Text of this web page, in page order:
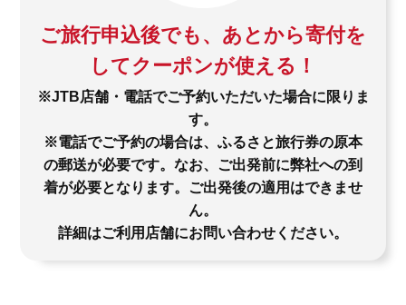
ご旅行申込後でも、あとから寄付を
してクーポンが使える！
※JTB店舗・電話でご予約いただいた場合に限りま
す。
※電話でご予約の場合は、ふるさと旅行券の原本
の郵送が必要です。なお、ご出発前に弊社への到
着が必要となります。ご出発後の適用はできませ
ん。
詳細はご利用店舗にお問い合わせください。